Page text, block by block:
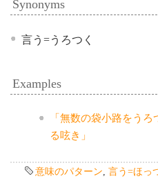
Synonyms
言う=うろつく
Examples
「無数の袋小路をうろ
る呟き」
意味のパターン 言う=ほっ